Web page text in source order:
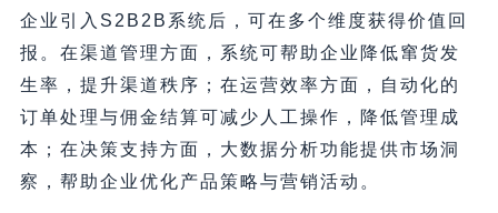
企业引入S2B2B系统后，可在多个维度获得价值回
报。在渠道管理方面，系统可帮助企业降低窜货发
生率，提升渠道秩序；在运营效率方面，自动化的
订单处理与佣金结算可减少人工操作，降低管理成
本；在决策支持方面，大数据分析功能提供市场洞
察，帮助企业优化产品策略与营销活动。